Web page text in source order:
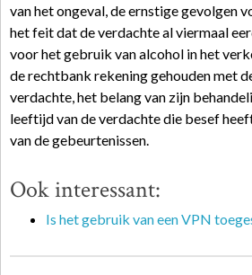
van het ongeval, de ernstige gevolgen
het feit dat de verdachte al viermaal
voor het gebruik van alcohol in het
de rechtbank rekening gehouden met
verdachte, het belang van zijn
leeftijd van de verdachte die besef
van de gebeurtenissen.
Ook interessant:
Is het gebruik van een VPN